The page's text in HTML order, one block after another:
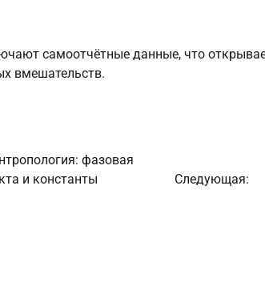
самоотчётные данные, что
вмешательств.
фазовая
и константы
Следующая: